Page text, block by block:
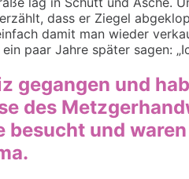
dass er Ziegel abge
damit man wieder
paar Jahre später sagen:
gegangen und
des
besucht und waren